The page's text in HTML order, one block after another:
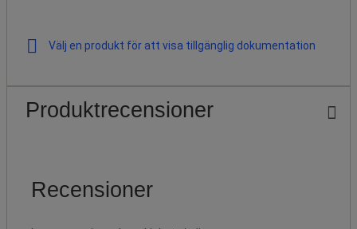
Välj en produkt för att visa tillgänglig dokumentation
Produktrecensioner